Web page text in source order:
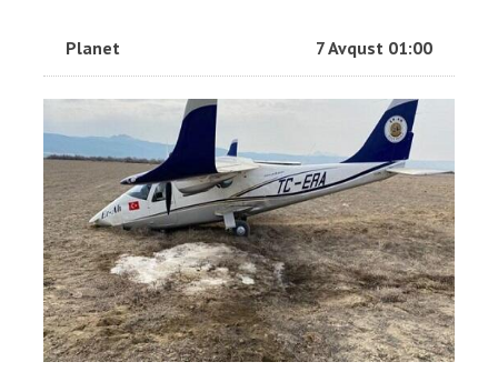
Planet 7 Avqust 01:00